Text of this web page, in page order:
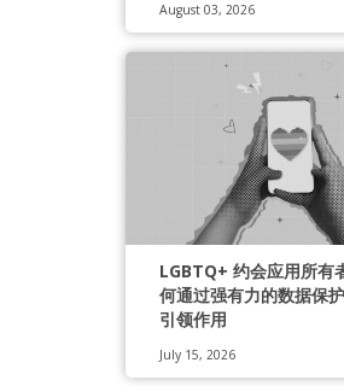
August 03, 2026
LGBTQ+ 约会应用所有
何通过强有力的数据保
引领作用
July 15, 2026